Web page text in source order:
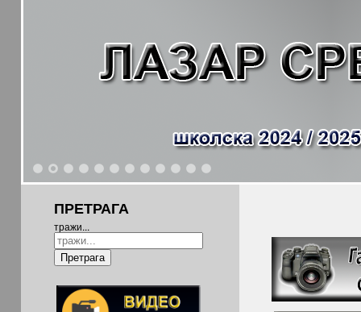
ПРЕТРАГА
тражи...
Претрага